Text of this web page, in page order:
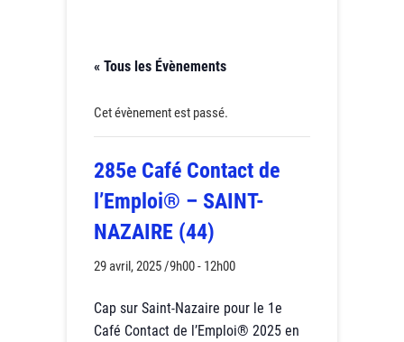
« Tous les Évènements
Cet évènement est passé.
285e Café Contact de
l’Emploi® – SAINT-
NAZAIRE (44)
29 avril, 2025 /9h00- 12h00
Cap sur Saint-Nazaire pour le 1e
Café Contact de l’Emploi® 2025 en